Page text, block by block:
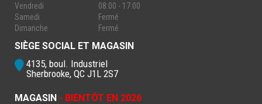
Vendredi
08:00 - 17:00
Samedi
Fermé
Dimanche
Fermé
SIÈGE SOCIAL ET MAGASIN
4135, boul. Industriel
Sherbrooke, QC J1L 2S7
MAGASIN - BIENTÔT EN 2026